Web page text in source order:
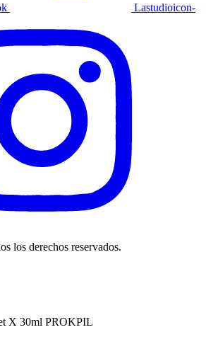
Lastudioicon-
los derechos reservados.
X 30ml PROKPIL